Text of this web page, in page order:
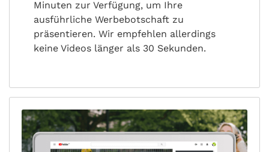
Minuten zur Verfügung, um Ihre
ausführliche Werbebotschaft zu
präsentieren. Wir empfehlen allerdings
keine Videos länger als 30 Sekunden.